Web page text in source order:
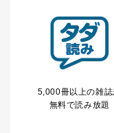
企業）からの委
により当社の
定期購読サービ
等をご利用の方
個人情報
5,000冊以上の雑誌
無料で読み放題